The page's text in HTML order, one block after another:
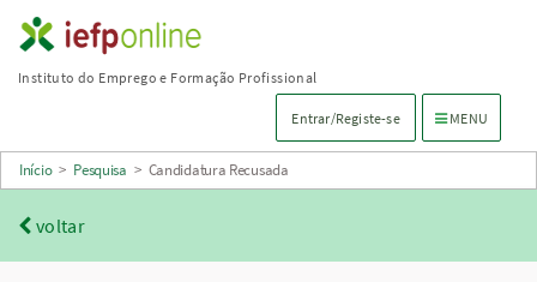
Saltar
para
principal
Instituto do Emprego e Formação Profissional
Entrar/Registe-se Menu de
MENU
Início > Pesquisa > Candidatura Recusada
voltar